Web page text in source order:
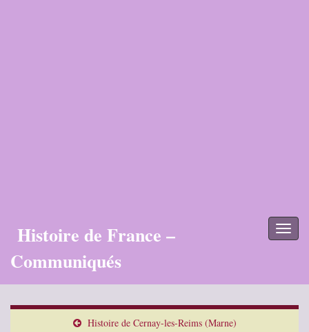
Histoire de France –
Communiqués
Histoire de Cernay-les-Reims (Marne)